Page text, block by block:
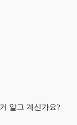
알고 계신가요?